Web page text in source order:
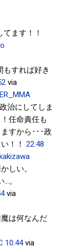
ます！！
もすれば好き
via
治にしてしま
任命責任も
すから･･･政
！！ 22:48
しい。
。
via
は何なんだ
10:44 via